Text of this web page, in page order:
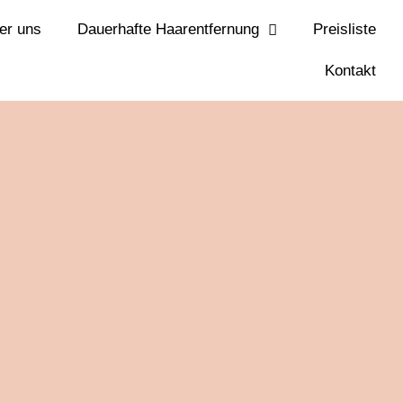
uns Dauerhafte Haarentfernung Preisliste
Kontakt